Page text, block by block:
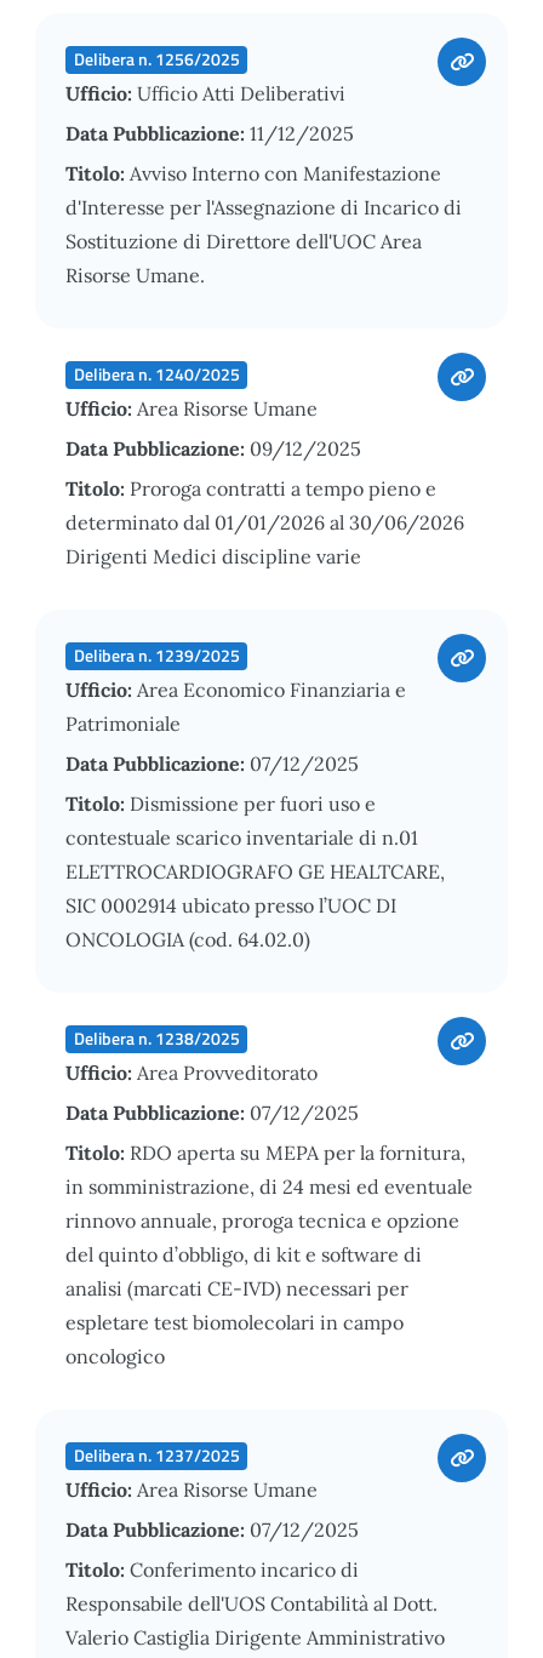
Delibera n. 1256/2025
Ufficio: Ufficio Atti Deliberativi
Data Pubblicazione: 11/12/2025
Titolo: Avviso Interno con Manifestazione
d'Interesse per l'Assegnazione di Incarico di
Sostituzione di Direttore dell'UOC Area
Risorse Umane.
Delibera n. 1240/2025
Ufficio: Area Risorse Umane
Data Pubblicazione: 09/12/2025
Titolo: Proroga contratti a tempo pieno e
determinato dal 01/01/2026 al 30/06/2026
Dirigenti Medici discipline varie
Delibera n. 1239/2025
Ufficio: Area Economico Finanziaria e
Patrimoniale
Data Pubblicazione: 07/12/2025
Titolo: Dismissione per fuori uso e
contestuale scarico inventariale di n.01
ELETTROCARDIOGRAFO GE HEALTCARE,
SIC 0002914 ubicato presso l’UOC DI
ONCOLOGIA (cod. 64.02.0)
Delibera n. 1238/2025
Ufficio: Area Provveditorato
Data Pubblicazione: 07/12/2025
Titolo: RDO aperta su MEPA per la fornitura,
in somministrazione, di 24 mesi ed eventuale
rinnovo annuale, proroga tecnica e opzione
del quinto d’obbligo, di kit e software di
analisi (marcati CE-IVD) necessari per
espletare test biomolecolari in campo
oncologico
Delibera n. 1237/2025
Ufficio: Area Risorse Umane
Data Pubblicazione: 07/12/2025
Titolo: Conferimento incarico di
Responsabile dell'UOS Contabilità al Dott.
Valerio Castiglia Dirigente Amministrativo